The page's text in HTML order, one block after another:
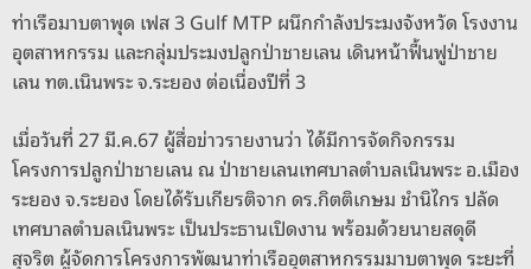
e
b
o
o
k
a
d
s
e
n
g
er
y
Li
n
k
l e
ท่าเรือมาบตาพุด เฟส 3 Gulf MTP ผนึกกำลังประมงจังหวัด โรงงาน
อุตสาหกรรม และกลุ่มประมงปลูกป่าชายเลน เดินหน้าฟื้นฟูป่าชาย
เลน ทต.เนินพระ จ.ระยอง ต่อเนื่องปีที่ 3
เมื่อวันที่ 27 มี.ค.67 ผู้สื่อข่าวรายงานว่า ได้มีการจัดกิจกรรม
โครงการปลูกป่าชายเลน ณ ป่าชายเลนเทศบาลตำบลเนินพระ อ.เมือง
ระยอง จ.ระยอง โดยได้รับเกียรติจาก ดร.กิตติเกษม ชำนิไกร ปลัด
เทศบาลตำบลเนินพระ เป็นประธานเปิดงาน พร้อมด้วยนายสดุดี
สุจริต ผู้จัดการโครงการพัฒนาท่าเรืออุตสาหกรรมมาบตาพุด ระยะที่